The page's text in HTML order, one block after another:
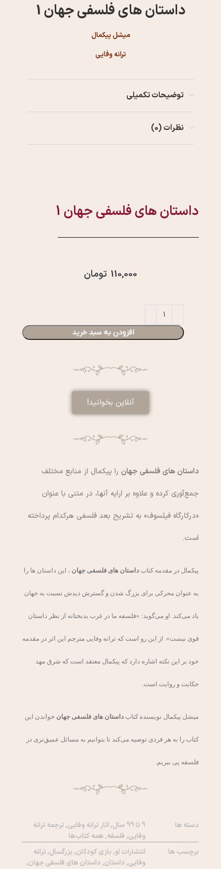
داستان های فلسفی جهان 1
میشل پیکمال
ترانه وفایی
توضیحات تکمیلی
نظرات (0)
داستان های فلسفی جهان 1
110,000 تومان
افزودن به سبد خرید
آنلاین بخوانید!
داستان های فلسفی جهان را پیکمال از منابع مختلف
جمع‌آوری کرده و علاوه بر ارایه آنها، در متنی با عنوان
«درکارگاه فیلسوف» به تشریح بعد فلسفی هرکدام پرداخته
است.
پیکمال در مقدمه کتاب داستان‌ های فلسفی جهان ، این داستان ها را
به عنوان محرکی برای بزرگ شدن و گسترش دیدش نسبت به جهان
یاد می‌کند. او می‌گوید: «فلسفه ما در غرب بدبختانه از نظر داستان
قوی نیست». از این رو است که ترانه وفایی مترجم این اثر در مقدمه
خود بر این نکته اشاره دارد که پیکمال معتقد است که شرق مهد
حکایت و روایت است.
میشل پیکمال نویسنده کتاب داستان های فلسفی جهان خواندن این
کتاب را به هر فردی توصیه می‌کند تا بتوانیم به مسائل عمیق‌تری در
فلسفه پی ببریم.
دسته ها 9 تا 99 سال ,آثار ترانه وفایی,ترجمه ترانه
وفایی,فلسفه,همه کتاب‌ها
برچسب ها
انتشارات او,بازی کودکان,بزرگسال,ترانه
وفایی,داستان,داستان های فلسفی جهان,